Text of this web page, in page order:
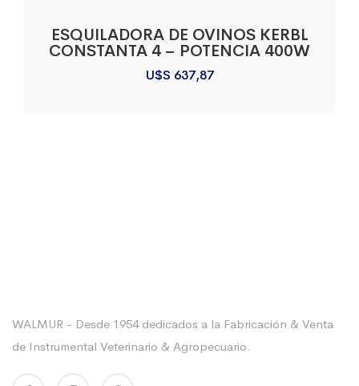
ESQUILADORA DE OVINOS KERBL
CONSTANTA 4 – POTENCIA 400W
U$S 637,87
WALMUR - Desde 1954 dedicados a la Fabricación & Venta
de Instrumental Veterinario & Agropecuario.